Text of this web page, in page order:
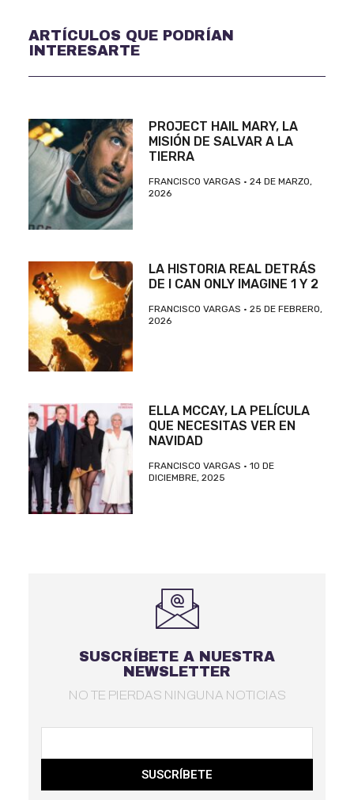
ARTÍCULOS QUE PODRÍAN
INTERESARTE
PROJECT HAIL MARY, LA
MISIÓN DE SALVAR A LA
TIERRA
FRANCISCO VARGAS
24 DE MARZO,
2026
LA HISTORIA REAL DETRÁS
DE I CAN ONLY IMAGINE 1 Y 2
FRANCISCO VARGAS
25 DE FEBRERO,
2026
ELLA MCCAY, LA PELÍCULA
QUE NECESITAS VER EN
NAVIDAD
FRANCISCO VARGAS
10 DE
DICIEMBRE, 2025
SUSCRÍBETE A NUESTRA
NEWSLETTER
NO TE PIERDAS NINGUNA NOTICIAS
SUSCRÍBETE